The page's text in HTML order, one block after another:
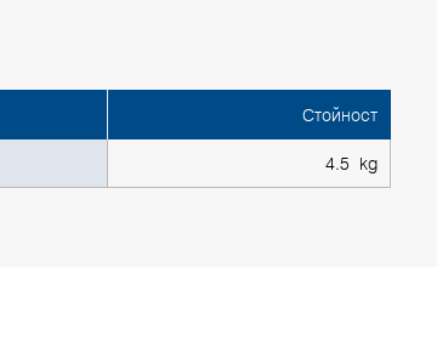
Стойност
4.5 kg